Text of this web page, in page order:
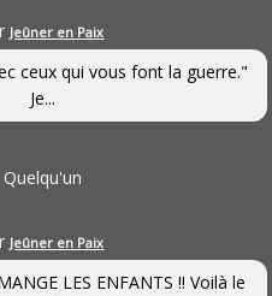
Jeûner en Paix
ceux qui vous font la guerre."
Je...
Quelqu'un
Jeûner en Paix
LES ENFANTS !! Voilà le